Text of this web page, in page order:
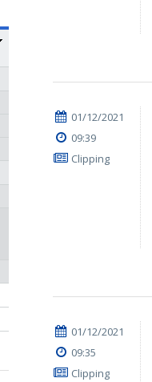
01/12/2021
09:39
Clipping
01/12/2021
09:35
Clipping